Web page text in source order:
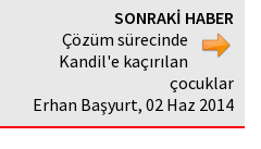
SONRAKİ HABER
Çözüm sürecinde
Kandil'e kaçırılan
çocuklar
Erhan Başyurt, 02 Haz 2014